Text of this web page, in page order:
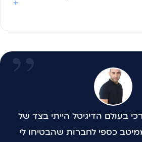
בעולם הדיגיטל הייתי בצד של
כספי לחברות שהבטיחו לי